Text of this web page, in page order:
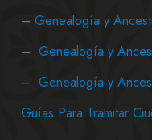
– Genealogía y
– Genealogía y
– Genealogía y
Guías Para Tramitar